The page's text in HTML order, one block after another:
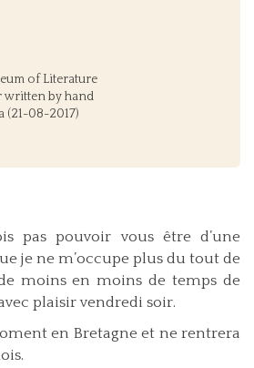
of Literature
written by hand
(21-08-2017)
pas pouvoir vous être d’une
je ne m’occupe plus du tout de
moins en moins de temps de
plaisir vendredi soir.
en Bretagne et ne rentrera